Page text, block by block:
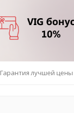
Гарантия лучшей цены